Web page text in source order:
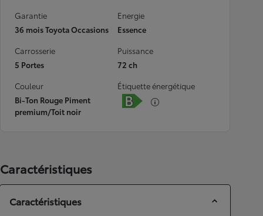
Garantie
36 mois Toyota Occasions
Energie
Essence
Carrosserie
5 Portes
Puissance
72 ch
Couleur
Bi-Ton Rouge Piment
premium/Toit noir
Étiquette énergétique
Caractéristiques
Caractéristiques